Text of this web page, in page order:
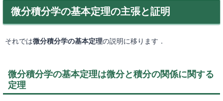
微分積分学の基本定理の主張と証明
それでは微分積分学の基本定理の説明に移ります．
微分積分学の基本定理は微分と積分の関係に関する
定理